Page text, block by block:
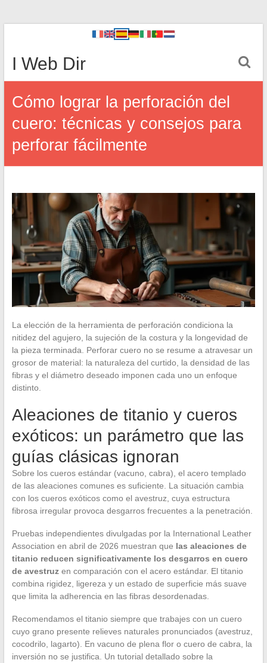
I Web Dir
Cómo lograr la perforación del
cuero: técnicas y consejos para
perforar fácilmente
La elección de la herramienta de perforación condiciona la
nitidez del agujero, la sujeción de la costura y la longevidad de
la pieza terminada. Perforar cuero no se resume a atravesar un
grosor de material: la naturaleza del curtido, la densidad de las
fibras y el diámetro deseado imponen cada uno un enfoque
distinto.
Aleaciones de titanio y cueros
exóticos: un parámetro que las
guías clásicas ignoran
Sobre los cueros estándar (vacuno, cabra), el acero templado
de las aleaciones comunes es suficiente. La situación cambia
con los cueros exóticos como el avestruz, cuya estructura
fibrosa irregular provoca desgarros frecuentes a la penetración.
Pruebas independientes divulgadas por la International Leather
Association en abril de 2026 muestran que las aleaciones de
titanio reducen significativamente los desgarros en cuero
de avestruzen comparación con el acero estándar. El titanio
combina rigidez, ligereza y un estado de superficie más suave
que limita la adherencia en las fibras desordenadas.
Recomendamos el titanio siempre que trabajes con un cuero
cuyo grano presente relieves naturales pronunciados (avestruz,
cocodrilo, lagarto). En vacuno de plena flor o cuero de cabra, la
inversión no se justifica. Un tutorial detallado sobre la